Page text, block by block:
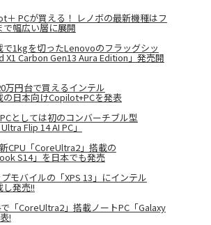
＋ PCが買える！ レノボの最新機種はフ
で幅広い層に展開
で1kgを切ったLenovoのフラッグシッ
X1 Carbon Gen13 Aura Edition」発売開
万円台で買えるインテル
の日本向けCopilot+PCを発表
としては初のコンバーチブル型
Flip 14 AI PC」
CPU「CoreUltra2」搭載の
S14」を日本でも発売
モバイルの「XPS 13」にインテル
し発売!!
「CoreUltra2」搭載ノートPC「Galaxy
!